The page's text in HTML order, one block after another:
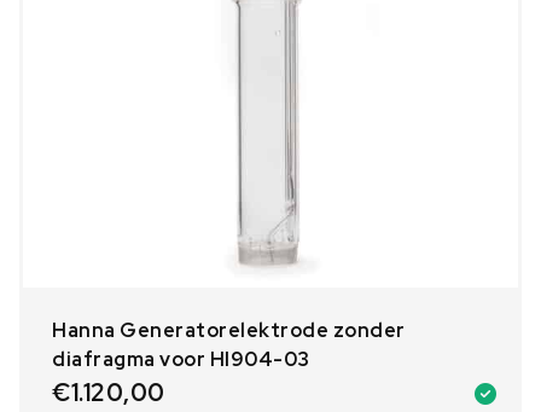
Hanna Generatorelektrode zonder
diafragma voor HI904-03
€1.120,00